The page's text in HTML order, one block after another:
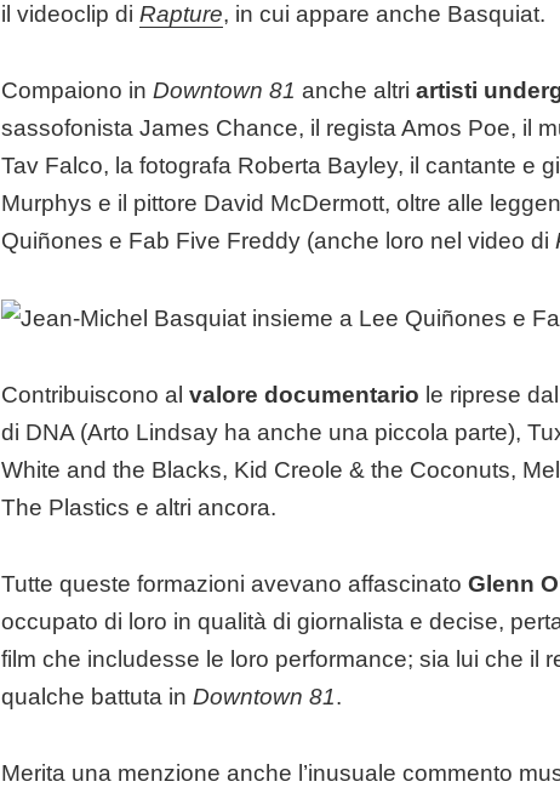
il videoclip diRapture, in cui appare anche Basquiat.
Compaiono inDowntown 81 anche altriartisti
sassofonista James Chance, il regista Amos Poe, il
Tav Falco, la fotografa Roberta Bayley, il cantante e
Murphys e il pittore David McDermott, oltre alle
Quiñones e Fab Five Freddy (anche loro nel video di
Contribuiscono alvalore documentario le riprese
di DNA (Arto Lindsay ha anche una piccola parte),
White and the Blacks, Kid Creole & the Coconuts,
The Plastics e altri ancora.
Tutte queste formazioni avevano affascinatoGlenn
occupato di loro in qualità di giornalista e decise,
film che includesse le loro performance; sia lui che il
qualche battuta inDowntown 81.
Merita una menzione anche l’inusuale commento